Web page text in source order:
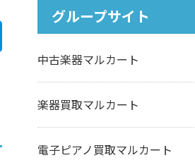
グループサイト
中古楽器マルカート
楽器買取マルカート
電子ピアノ買取マルカート